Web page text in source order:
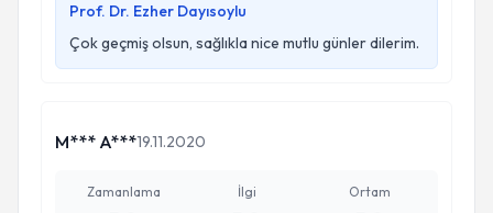
Prof. Dr. Ezher Dayısoylu
Çok geçmiş olsun, sağlıkla nice mutlu günler dilerim.
M*** A***19.11.2020
Zamanlama İlgi Ortam